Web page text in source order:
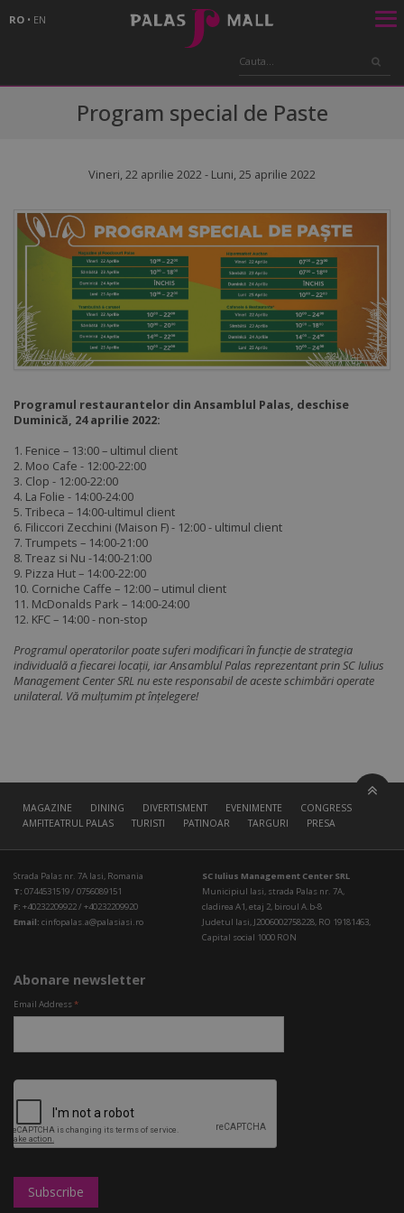
RO • EN
Program special de Paste
Vineri, 22 aprilie 2022 - Luni, 25 aprilie 2022
Programul restaurantelor din Ansamblul Palas, deschise
Duminică, 24 aprilie 2022:
1. Fenice – 13:00 – ultimul client
2. Moo Cafe - 12:00-22:00
3. Clop - 12:00-22:00
4. La Folie - 14:00-24:00
5. Tribeca – 14:00-ultimul client
6. Filiccori Zecchini (Maison F) - 12:00 - ultimul client
7. Trumpets – 14:00-21:00
8. Treaz si Nu -14:00-21:00
9. Pizza Hut – 14:00-22:00
10. Corniche Caffe – 12:00 – utimul client
11. McDonalds Park – 14:00-24:00
12. KFC – 14:00 - non-stop
Programul operatorilor poate suferi modificari în funcție de strategia
individuală a fiecarei locații, iar Ansamblul Palas reprezentant prin SC Iulius
Management Center SRL nu este responsabil de aceste schimbări operate
unilateral. Vă mulțumim pt înțelegere!
MAGAZINE DINING DIVERTISMENT EVENIMENTE
CONGRESS HALL
AMFITEATRUL PALAS
TURISTI PATINOAR TARGURI PRESA
Strada Palas nr. 7A Iasi, Romania
T: 0744531519 / 0756089151
F: +40232209922 / +40232209920
Email: cinfopalas.a@palasiasi.ro
SC Iulius Management Center SRL
Municipiul Iasi, strada Palas nr. 7A,
cladirea A1, etaj 2, biroul A.b-8
Judetul Iasi, J2006002758228, RO 19181463,
Capital social 1000 RON
Abonare newsletter
Email Address*